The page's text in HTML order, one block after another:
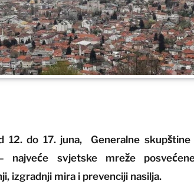
12. do 17. juna, Generalne skupštine
najveće svjetske mreže
izgradnji mira i prevenciji nasilja.